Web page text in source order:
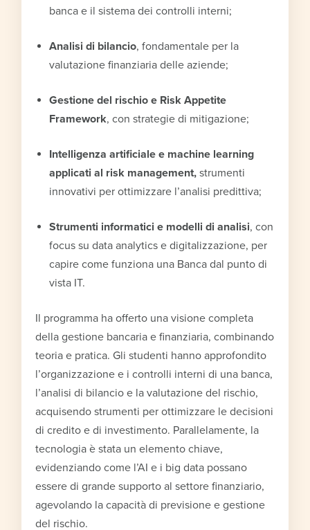
banca e il sistema dei controlli interni;
Analisi di bilancio, fondamentale per la
valutazione finanziaria delle aziende;
Gestione del rischio e Risk Appetite
Framework, con strategie di mitigazione;
Intelligenza artificiale e machine learning
applicati al risk management, strumenti
innovativi per ottimizzare l’analisi predittiva;
Strumenti informatici e modelli di analisi, con
focus su data analytics e digitalizzazione, per
capire come funziona una Banca dal punto di
vista IT.
Il programma ha offerto una visione completa
della gestione bancaria e finanziaria, combinando
teoria e pratica. Gli studenti hanno approfondito
l’organizzazione e i controlli interni di una banca,
l’analisi di bilancio e la valutazione del rischio,
acquisendo strumenti per ottimizzare le decisioni
di credito e di investimento. Parallelamente, la
tecnologia è stata un elemento chiave,
evidenziando come l’AI e i big data possano
essere di grande supporto al settore finanziario,
agevolando la capacità di previsione e gestione
del rischio.